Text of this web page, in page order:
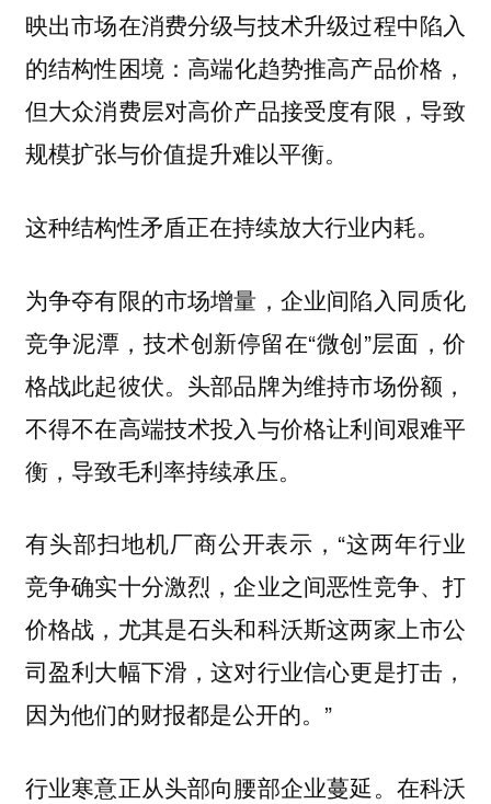
映出市场在消费分级与技术升级过程中陷入
的结构性困境： 高端化趋势推高产品价格，
但大众消费层对高价产品接受度有限，导致
规模扩张与价值提升难以平衡。
这种结构性矛盾正在持续放大行业内耗。
为争夺有限的市场增量，企业间陷入同质化
竞争泥潭，技术创新停留在“微创”层面，价
格战此起彼伏。头部品牌为维持市场份额，
不得不在高端技术投入与价格让利间艰难平
衡，导致毛利率持续承压。
有头部扫地机厂商公开表示，“这两年行业
竞争确实十分激烈，企业之间恶性竞争、打
价格战，尤其是石头和科沃斯这两家上市公
司盈利大幅下滑，这对行业信心更是打击，
因为他们的财报都是公开的。”
行业寒意正从头部向腰部企业蔓延。 在科沃